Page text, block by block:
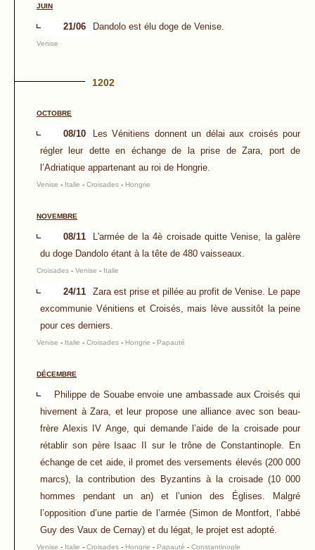
JUIN
21/06 Dandolo est élu doge de Venise.
Venise
1202
OCTOBRE
08/10
Les Vénitiens donnent un délai aux croisés pour
régler leur dette en échange de la prise de Zara, port de
l’Adriatique appartenant au roi de Hongrie.
Venise - Italie - Croisades - Hongrie
NOVEMBRE
08/11
L'armée de la 4è croisade quitte Venise, la galère
du doge Dandolo étant à la tête de 480 vaisseaux.
Croisades - Venise - Italie
24/11
Zara est prise et pillée au profit de Venise. Le pape
excommunie Vénitiens et Croisés, mais lève aussitôt la peine
pour ces derniers.
Venise - Italie - Croisades - Hongrie - Papauté
DÉCEMBRE
Philippe de Souabe envoie une ambassade aux Croisés qui
hivernent à Zara, et leur propose une alliance avec son beau-
frère Alexis IV Ange, qui demande l’aide de la croisade pour
rétablir son père Isaac II sur le trône de Constantinople. En
échange de cet aide, il promet des versements élevés (200 000
marcs), la contribution des Byzantins à la croisade (10 000
hommes pendant un an) et l’union des Églises. Malgré
l’opposition d’une partie de l’armée (Simon de Montfort, l’abbé
Guy des Vaux de Cernay) et du légat, le projet est adopté.
Venise - Italie - Croisades - Hongrie - Papauté - Constantinople